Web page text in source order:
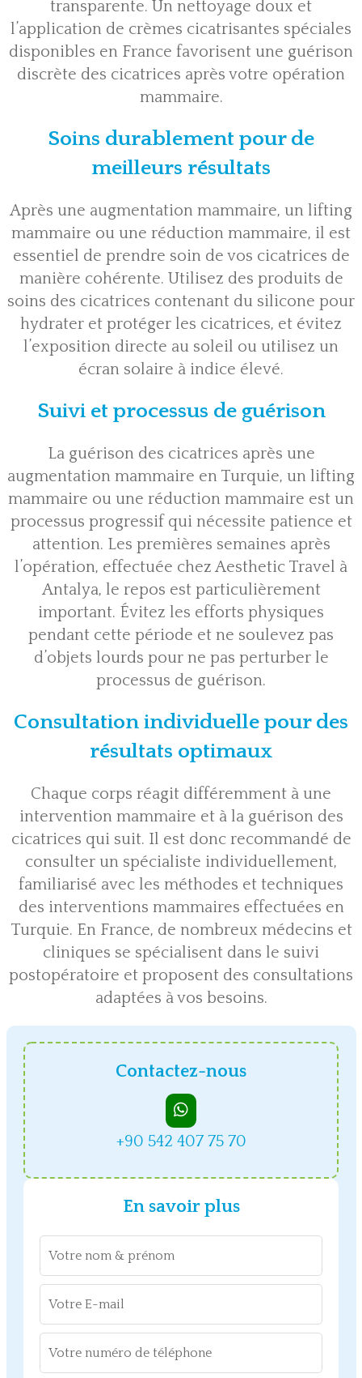
transparente. Un nettoyage doux et
l’application de crèmes cicatrisantes spéciales
disponibles en France favorisent une guérison
discrète des cicatrices après votre opération
mammaire.
Soins durablement pour de
meilleurs résultats
Après une augmentation mammaire, un lifting
mammaire ou une réduction mammaire, il est
essentiel de prendre soin de vos cicatrices de
manière cohérente. Utilisez des produits de
soins des cicatrices contenant du silicone pour
hydrater et protéger les cicatrices, et évitez
l’exposition directe au soleil ou utilisez un
écran solaire à indice élevé.
Suivi et processus de guérison
La guérison des cicatrices après une
augmentation mammaire en Turquie, un lifting
mammaire ou une réduction mammaire est un
processus progressif qui nécessite patience et
attention. Les premières semaines après
l’opération, effectuée chez Aesthetic Travel à
Antalya, le repos est particulièrement
important. Évitez les efforts physiques
pendant cette période et ne soulevez pas
d’objets lourds pour ne pas perturber le
processus de guérison.
Consultation individuelle pour des
résultats optimaux
Chaque corps réagit différemment à une
intervention mammaire et à la guérison des
cicatrices qui suit. Il est donc recommandé de
consulter un spécialiste individuellement,
familiarisé avec les méthodes et techniques
des interventions mammaires effectuées en
Turquie. En France, de nombreux médecins et
cliniques se spécialisent dans le suivi
postopératoire et proposent des consultations
adaptées à vos besoins.
Contactez-nous
+90 542 407 75 70
En savoir plus